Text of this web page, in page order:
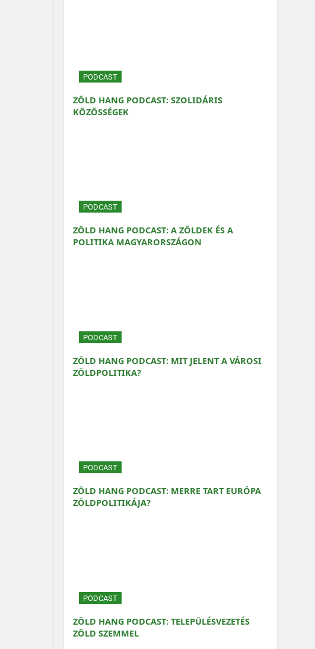
PODCAST
ZÖLD HANG PODCAST: SZOLIDÁRIS
KÖZÖSSÉGEK
PODCAST
ZÖLD HANG PODCAST: A ZÖLDEK ÉS A
POLITIKA MAGYARORSZÁGON
PODCAST
ZÖLD HANG PODCAST: MIT JELENT A VÁROSI
ZÖLDPOLITIKA?
PODCAST
ZÖLD HANG PODCAST: MERRE TART EURÓPA
ZÖLDPOLITIKÁJA?
PODCAST
ZÖLD HANG PODCAST: TELEPÜLÉSVEZETÉS
ZÖLD SZEMMEL